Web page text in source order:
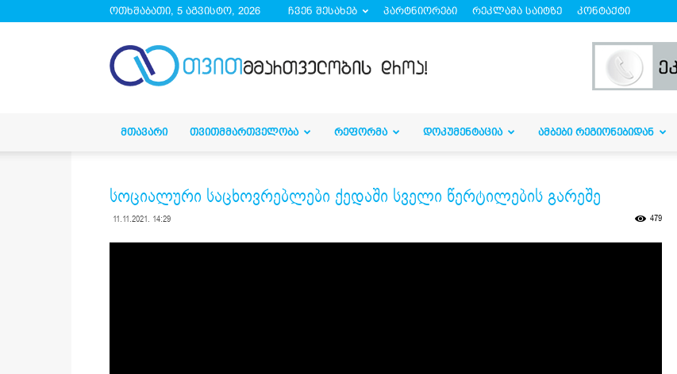
ოთხშაბათი, 5 აგვისტო, 2026 ჩვენ შესახებ პარტნიორები რეკლამა საიტზე კონტაქტი
ᲛᲗᲐᲕᲐᲠᲘ ᲗᲕᲘᲗᲛᲛᲐᲠᲗᲕᲔᲚᲝᲑᲐ ᲠᲔᲤᲝᲠᲛᲐ ᲓᲝᲙᲣᲛᲔᲜᲢᲐᲪᲘᲐ ᲐᲛᲑᲔᲑᲘ ᲠᲔᲒᲘᲝᲜᲔᲑᲘᲓᲐᲜ
სოციალური საცხოვრებლები ქედაში სველი წერტილების გარეშე
11.11.2021. 14:29 479